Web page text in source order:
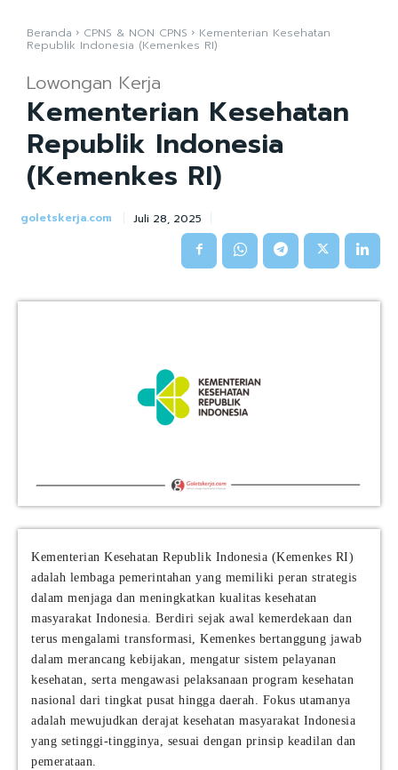
Beranda CPNS & NON CPNS Kementerian Kesehatan
Republik Indonesia (Kemenkes RI)
Lowongan Kerja
Kementerian Kesehatan
Republik Indonesia
(Kemenkes RI)
goletskerja.com Juli 28, 2025
Kementerian Kesehatan Republik Indonesia (Kemenkes RI)
adalah lembaga pemerintahan yang memiliki peran strategis
dalam menjaga dan meningkatkan kualitas kesehatan
masyarakat Indonesia. Berdiri sejak awal kemerdekaan dan
terus mengalami transformasi, Kemenkes bertanggung jawab
dalam merancang kebijakan, mengatur sistem pelayanan
kesehatan, serta mengawasi pelaksanaan program kesehatan
nasional dari tingkat pusat hingga daerah. Fokus utamanya
adalah mewujudkan derajat kesehatan masyarakat Indonesia
yang setinggi-tingginya, sesuai dengan prinsip keadilan dan
pemerataan.